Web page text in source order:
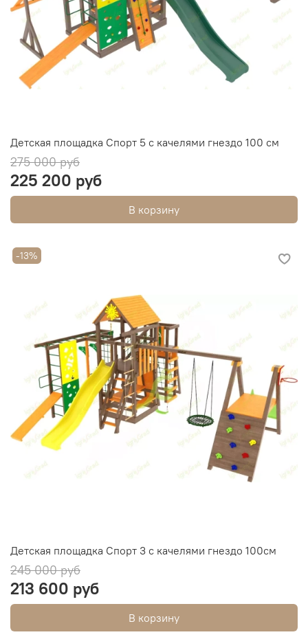
Детская площадка Спорт 5 с качелями гнездо 100 см
275 000 руб
225 200 руб
В корзину
-13%
Детская площадка Спорт 3 с качелями гнездо 100см
245 000 руб
213 600 руб
В корзину